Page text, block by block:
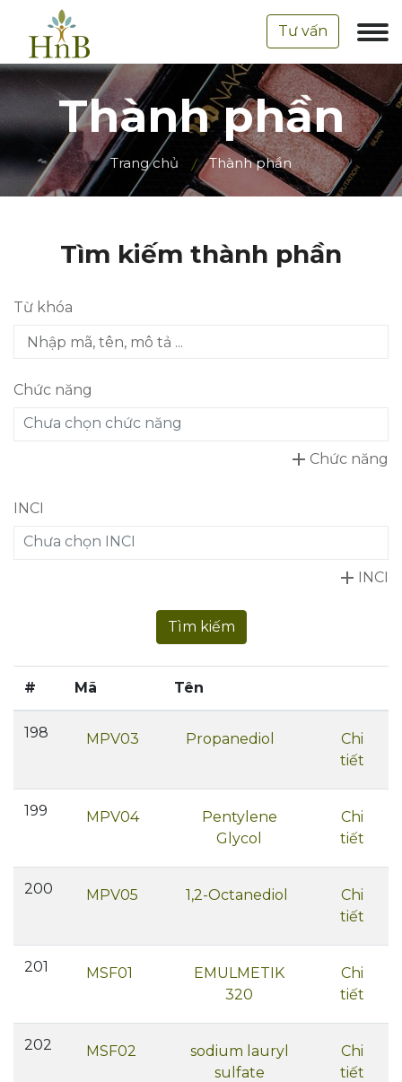
Tư vấn
Thành phần
Trang chủ Thành phần
Tìm kiếm thành phần
Từ khóa
Chức năng
Chưa chọn chức năng
add Chức năng
INCI
Chưa chọn INCI
add INCI
Tìm kiếm
# Mã Tên
198 MPV03 Propanediol
Chi
tiết
199 MPV04
Pentylene
Glycol
Chi
tiết
200 MPV05 1,2-Octanediol
Chi
tiết
201 MSF01
EMULMETIK
320
Chi
tiết
202 MSF02
sodium lauryl
sulfate
Chi
tiết